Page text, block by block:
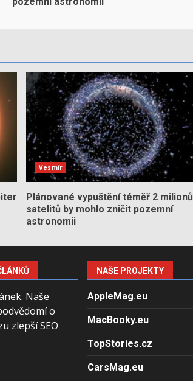
Vesmír
Plánované vypuštění téměř 2 milionů
satelitů by mohlo zničit pozemní
astronomii
Naše
o
zlepší SEO
NAŠE PROJEKTY
AppleMag.eu
MacBooky.eu
TopStories.cz
CarsMag.eu